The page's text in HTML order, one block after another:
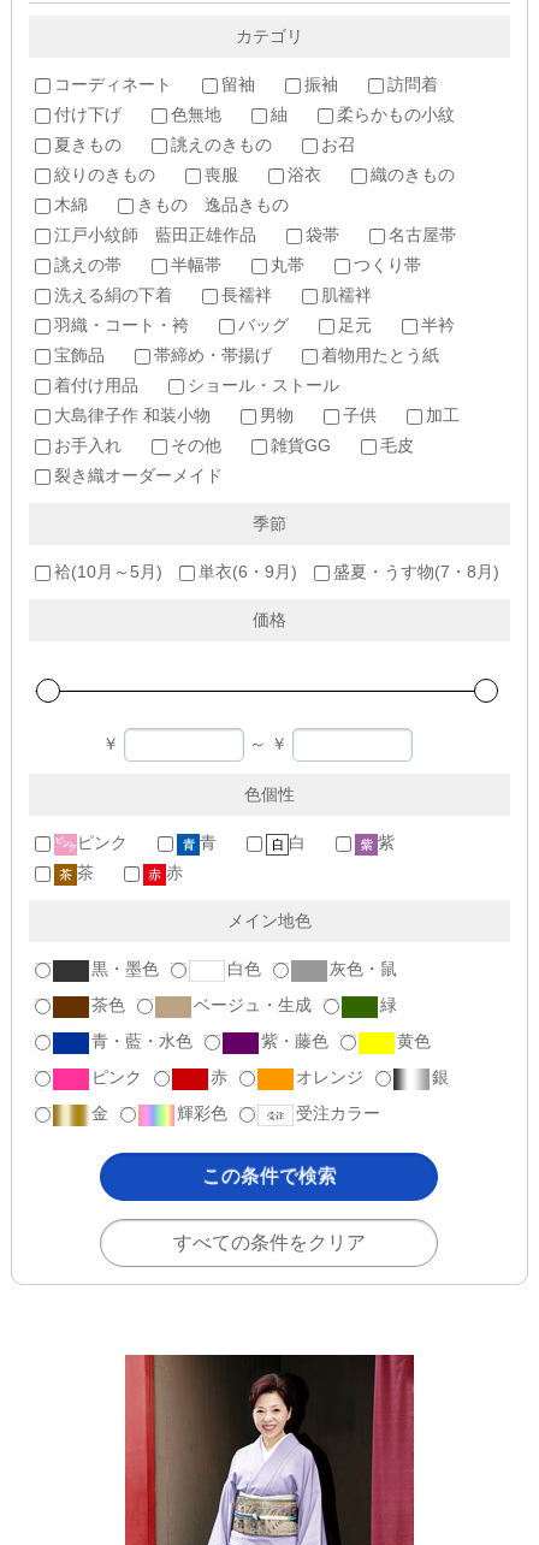
カテゴリ
コーディネート 留袖 振袖
訪問着
付け下げ
色無地 紬
柔らかもの小紋
夏きもの
誂えのきもの
お召
絞りのきもの
喪服 浴衣
織のきもの
木綿
きもの 逸品きもの
江戸小紋師 藍田正雄作品
袋帯
名古屋帯
誂えの帯
半幅帯 丸帯
つくり帯
洗える絹の下着
長襦袢
肌襦袢
羽織・コート・袴
バッグ 足元
半衿
宝飾品
帯締め・帯揚げ
着物用たとう紙
着付け用品
ショール・ストール
大島律子作 和装小物
男物 子供
加工
お手入れ
その他 雑貨GG
毛皮
裂き織オーダーメイド
季節
袷(10月～5月) 単衣(6・9月) 盛夏・うす物(7・8月)
価格
￥ ～ ￥
色個性
ピンク 青 白
紫
茶
赤
メイン地色
黒・墨色 白色
灰色・鼠
茶色
ベージュ・生成
緑
青・藍・水色
紫・藤色
黄色
ピンク
赤 オレンジ
銀
金
輝彩色 受注カラー